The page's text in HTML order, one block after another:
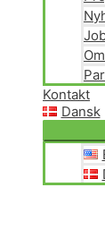
Kontakt
Dansk